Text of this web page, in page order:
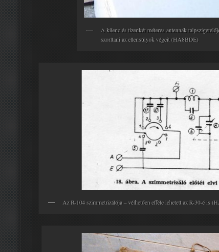
A kilenc és tizenkét méteres antennák
szorítani az ellensúlyok végeit (HA8BDE)
Az R-104 szimmetrizálója – vélhetően efféle lehetett az R-30-é is